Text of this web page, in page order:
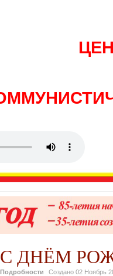
С ДНЁМ
Подробности Создано 02 Ноябрь